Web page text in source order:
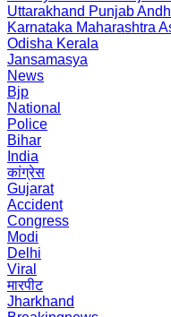
Uttarakhand Punjab
Karnataka Maharashtra
Odisha Kerala
Jansamasya
News
Bjp
National
Police
Bihar
India
कांग्रेस
Gujarat
Accident
Congress
Modi
Delhi
Viral
मारपीट
Jharkhand